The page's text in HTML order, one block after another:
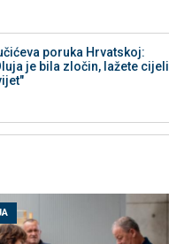
poruka Hrvatskoj:
je bila zločin, lažete cijeli